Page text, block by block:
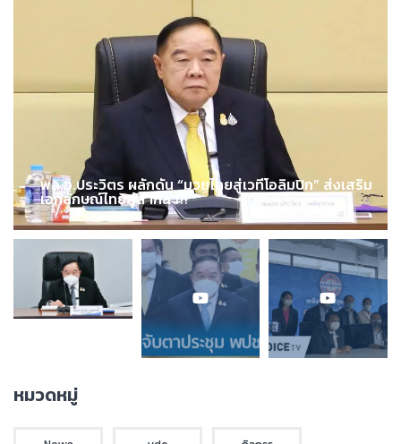
พล.อ.ประวิตร ผลักดัน “มวยไทยสู่เวทีโอลิมปิก” ส่งเสริม
เอกลักษณ์ไทยสู่สากล !!!
หมวดหมู่